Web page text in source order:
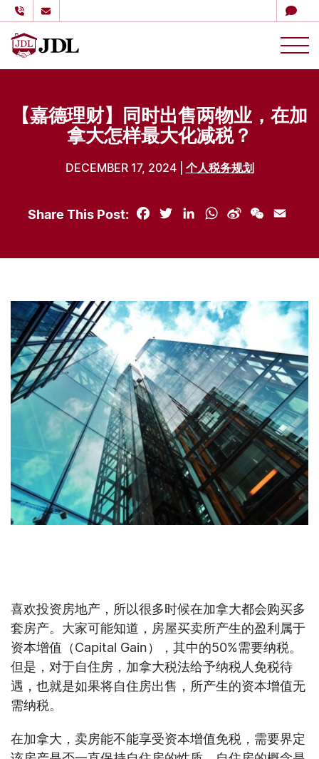
多伦多嘉德理财
【嘉德理财】同时出售两物业，在加
拿大怎样最大化减税？
DECEMBER 17, 2024 | 个人税务规划
Share This Post: Facebook
TwitterLinkedInWhatsApp
Sina
WeChat
喜欢投资房地产，所以很多时候在加拿大都会购买多
套房产。大家可能知道，房屋买卖所产生的盈利属于
资本增值（Capital Gain），其中的50%需要纳税。
但是，对于自住房，加拿大税法给予纳税人免税待
遇，也就是如果将自住房出售，所产生的资本增值无
需纳税。
在加拿大，卖房能不能享受资本增值免税，需要界定